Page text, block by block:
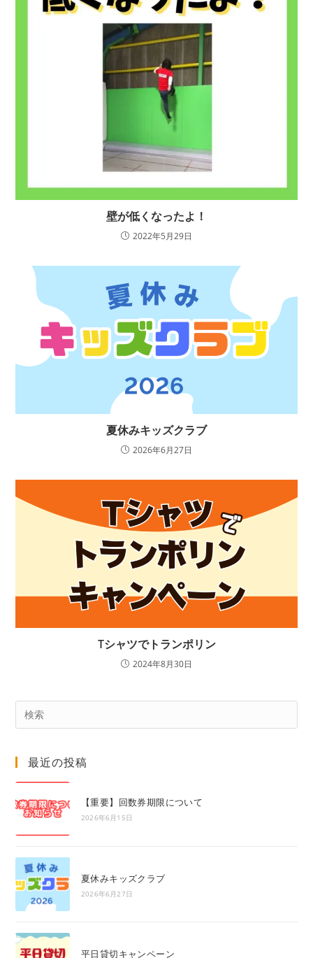
壁が低くなったよ！
2022年5月29日
夏休みキッズクラブ
2026年6月27日
Tシャツでトランポリン
2024年8月30日
最近の投稿
【重要】回数券期限について
2026年6月15日
夏休みキッズクラブ
2026年6月27日
平日貸切キャンペーン